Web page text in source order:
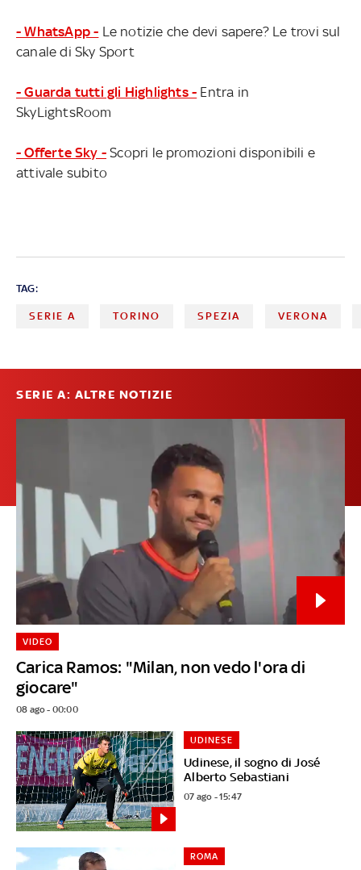
- WhatsApp - Le notizie che devi sapere? Le trovi sul
canale di Sky Sport
- Guarda tutti gli Highlights - Entra in
SkyLightsRoom
- Offerte Sky - Scopri le promozioni disponibili e
attivale subito
TAG:
SERIE A TORINO SPEZIA VERONA
SERIE A: ALTRE NOTIZIE
Carica Ramos: "Milan, non vedo l'ora di
giocare"
VIDEO
08 ago - 00:00
Udinese, il sogno di José
Alberto Sebastiani
UDINESE
07 ago - 15:47
ROMA